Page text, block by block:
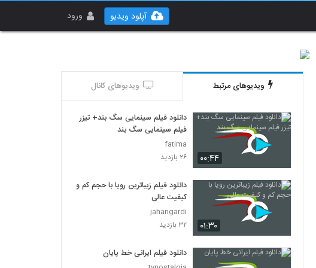
ورود آپلود ویدیو
ویدیوهای مرتبط ویدیوهای کانال
۰۰:۴۴
دانلود فیلم سینمایی سگ بند+ تیزر
فیلم سینمایی سگ بند
fatima
۲۶ بازدید
۰۱:۳۰
دانلود فیلم زیباترین رویا با حجم کم و
کیفیت عالی
jahangardi
۳۲ بازدید
دانلود فیلم ایرانی خط پایان